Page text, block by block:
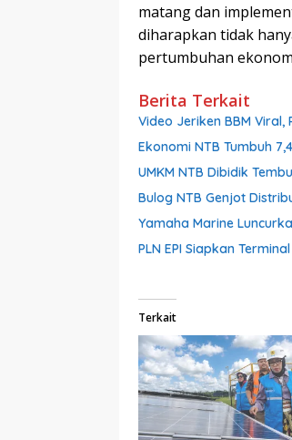
matang dan
diharapkan tidak
pertumbuhan
Berita Terkait
Video Jeriken BBM
Ekonomi NTB Tumbuh
UMKM NTB Dibidik
Bulog NTB Genjot
Yamaha Marine
PLN EPI Siapkan
Terkait